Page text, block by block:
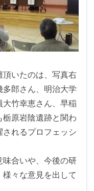
頂いたのは、写真右
郎さん、明治大学
竹幸恵さん、早稲
栃原岩陰遺跡と関わ
されるプロフェッシ
味合いや、今後の研
々な意見を出して